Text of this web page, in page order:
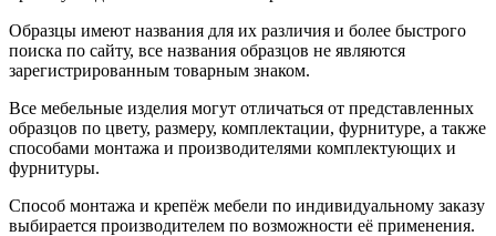
Образцы имеют названия для их различия и более быстрого
поиска по сайту, все названия образцов не являются
зарегистрированным товарным знаком.
Все мебельные изделия могут отличаться от представленных
образцов по цвету, размеру, комплектации, фурнитуре, а также
способами монтажа и производителями комплектующих и
фурнитуры.
Способ монтажа и крепёж мебели по индивидуальному заказу
выбирается производителем по возможности её применения.